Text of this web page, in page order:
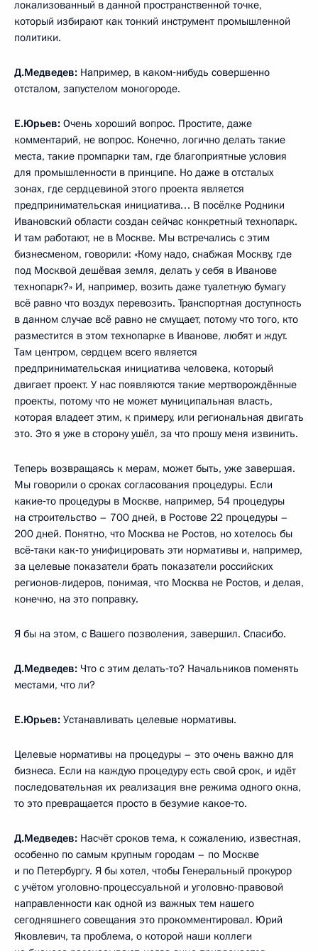
локализованный в данной пространственной точке,
который избирают как тонкий инструмент промышленной
политики.
Д.Медведев: Например, в каком‑нибудь совершенно
отсталом, запустелом моногороде.
Е.Юрьев: Очень хороший вопрос. Простите, даже
комментарий, не вопрос. Конечно, логично делать такие
места, такие промпарки там, где благоприятные условия
для промышленности в принципе. Но даже в отсталых
зонах, где сердцевиной этого проекта является
предпринимательская инициатива… В посёлке Родники
Ивановский области создан сейчас конкретный технопарк.
И там работают, не в Москве. Мы встречались с этим
бизнесменом, говорили: «Кому надо, снабжая Москву, где
под Москвой дешёвая земля, делать у себя в Иванове
технопарк?» И, например, возить даже туалетную бумагу
всё равно что воздух перевозить. Транспортная доступность
в данном случае всё равно не смущает, потому что того, кто
разместится в этом технопарке в Иванове, любят и ждут.
Там центром, сердцем всего является
предпринимательская инициатива человека, который
двигает проект. У нас появляются такие мертворождённые
проекты, потому что не может муниципальная власть,
которая владеет этим, к примеру, или региональная двигать
это. Это я уже в сторону ушёл, за что прошу меня извинить.
Теперь возвращаясь к мерам, может быть, уже завершая.
Мы говорили о сроках согласования процедуры. Если
какие‑то процедуры в Москве, например, 54 процедуры
на строительство – 700 дней, в Ростове 22 процедуры –
200 дней. Понятно, что Москва не Ростов, но хотелось бы
всё‑таки как‑то унифицировать эти нормативы и, например,
за целевые показатели брать показатели российских
регионов-лидеров, понимая, что Москва не Ростов, и делая,
конечно, на это поправку.
Я бы на этом, с Вашего позволения, завершил. Спасибо.
Д.Медведев: Что с этим делать‑то? Начальников поменять
местами, что ли?
Е.Юрьев: Устанавливать целевые нормативы.
Целевые нормативы на процедуры – это очень важно для
бизнеса. Если на каждую процедуру есть свой срок, и идёт
последовательная их реализация вне режима одного окна,
то это превращается просто в безумие какое‑то.
Д.Медведев: Насчёт сроков тема, к сожалению, известная,
особенно по самым крупным городам – по Москве
и по Петербургу. Я бы хотел, чтобы Генеральный прокурор
с учётом уголовно-процессуальной и уголовно-правовой
направленности как одной из важных тем нашего
сегодняшнего совещания это прокомментировал. Юрий
Яковлевич, та проблема, о которой наши коллеги